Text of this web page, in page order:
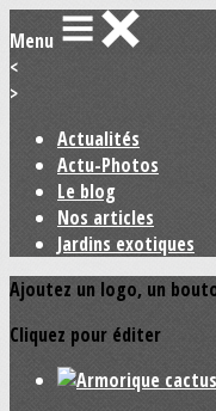
Menu
<
>
Actualités
Actu-Photos
Le blog
Nos articles
Jardins exotiques
Ajoutez un logo, un
Cliquez pour éditer